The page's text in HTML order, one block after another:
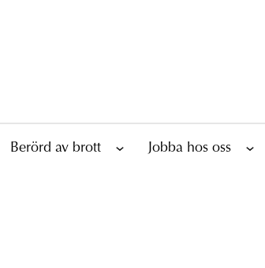
Berörd av brott Jobba hos oss